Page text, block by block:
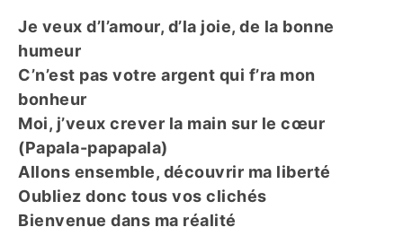
Je veux d’l’amour, d’la joie, de la bonne
humeur
C’n’est pas votre argent qui f’ra mon
bonheur
Moi, j’veux crever la main sur le cœur
(Papala-papapala)
Allons ensemble, découvrir ma liberté
Oubliez donc tous vos clichés
Bienvenue dans ma réalité